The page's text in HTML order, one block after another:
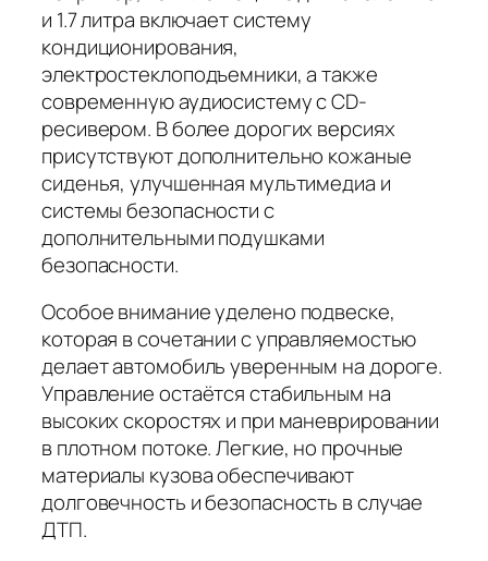
и 1.7 литра включает систему
кондиционирования,
электростеклоподъемники, а также
современную аудиосистему с CD-
ресивером. В более дорогих версиях
присутствуют дополнительно кожаные
сиденья, улучшенная мультимедиа и
системы безопасности с
дополнительными подушками
безопасности.
Особое внимание уделено подвеске,
которая в сочетании с управляемостью
делает автомобиль уверенным на дороге.
Управление остаётся стабильным на
высоких скоростях и при маневрировании
в плотном потоке. Легкие, но прочные
материалы кузова обеспечивают
долговечность и безопасность в случае
ДТП.